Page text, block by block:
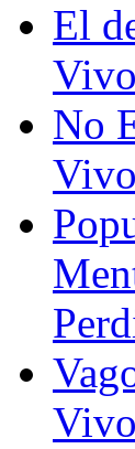
El
No